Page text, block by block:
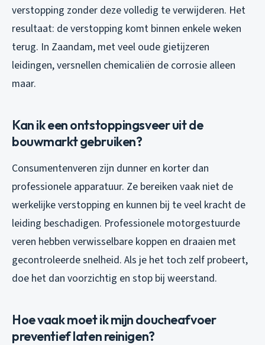
verstopping zonder deze volledig te verwijderen. Het
resultaat: de verstopping komt binnen enkele weken
terug. In Zaandam, met veel oude gietijzeren
leidingen, versnellen chemicaliën de corrosie alleen
maar.
Kan ik een ontstoppingsveer uit de
bouwmarkt gebruiken?
Consumentenveren zijn dunner en korter dan
professionele apparatuur. Ze bereiken vaak niet de
werkelijke verstopping en kunnen bij te veel kracht de
leiding beschadigen. Professionele motorgestuurde
veren hebben verwisselbare koppen en draaien met
gecontroleerde snelheid. Als je het toch zelf probeert,
doe het dan voorzichtig en stop bij weerstand.
Hoe vaak moet ik mijn doucheafvoer
preventief laten reinigen?